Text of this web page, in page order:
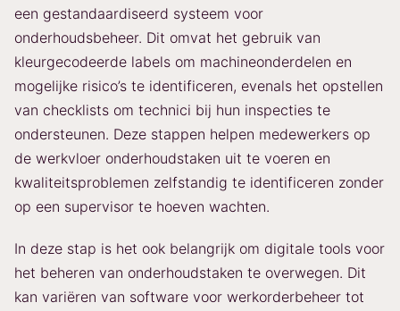
een gestandaardiseerd systeem voor
onderhoudsbeheer. Dit omvat het gebruik van
kleurgecodeerde labels om machineonderdelen en
mogelijke risico’s te identificeren, evenals het opstellen
van checklists om technici bij hun inspecties te
ondersteunen. Deze stappen helpen medewerkers op
de werkvloer onderhoudstaken uit te voeren en
kwaliteitsproblemen zelfstandig te identificeren zonder
op een supervisor te hoeven wachten.
In deze stap is het ook belangrijk om digitale tools voor
het beheren van onderhoudstaken te overwegen. Dit
kan variëren van software voor werkorderbeheer tot